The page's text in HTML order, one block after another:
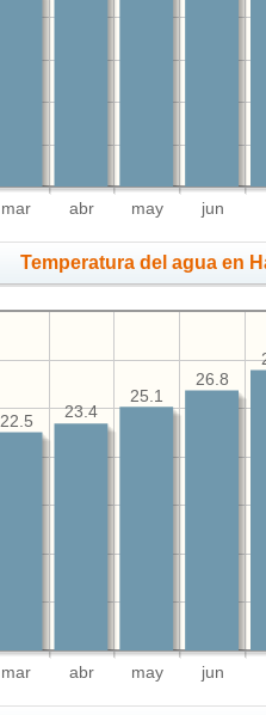
mar abr may jun
Temperatura del agua en
mar abr may jun
26.8
25.1
23.4
22.5